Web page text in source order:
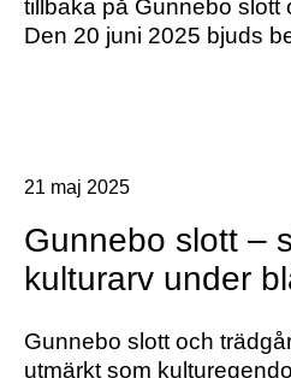
tillbaka på Gunnebo slott
Den 20 juni 2025 bjuds
21 maj 2025
Gunnebo slott –
kulturarv under
Gunnebo slott och
utmärkt som